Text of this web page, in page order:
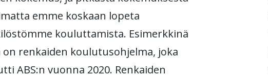
emme koskaan lopeta
kouluttamista. Esimerkkinä
on renkaiden koulutusohjelma, joka
ABS:n vuonna 2020. Renkaiden